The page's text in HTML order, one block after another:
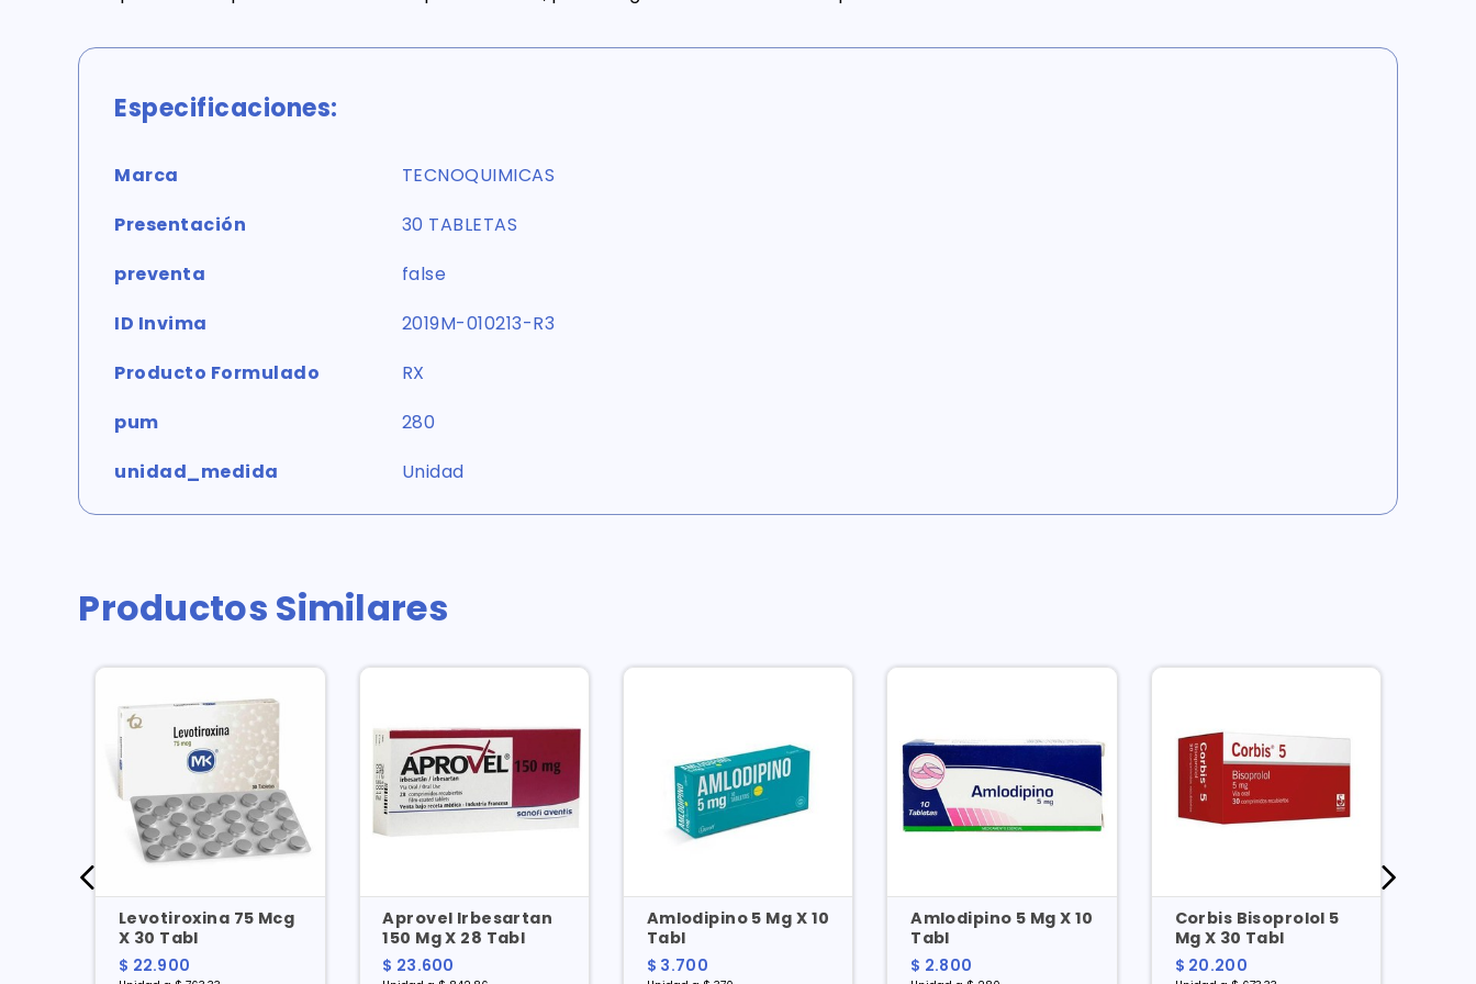
Especificaciones:
Marca
TECNOQUIMICAS
Presentación
30 TABLETAS
preventa
false
ID Invima
2019M-010213-R3
Producto Formulado
RX
pum
280
unidad_medida
Unidad
Productos Similares
Levotiroxina 75 Mcg
X 30 Tabl
$ 22.900
Aprovel Irbesartan
150 Mg X 28 Tabl
$ 23.600
Amlodipino 5 Mg X 10
Tabl
$ 3.700
Amlodipino 5 Mg X 10
Tabl
$ 2.800
Corbis Bisoprolol 5
Mg X 30 Tabl
$ 20.200